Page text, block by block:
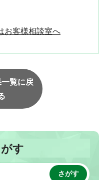
お客様相談室へ
覧に戻
す